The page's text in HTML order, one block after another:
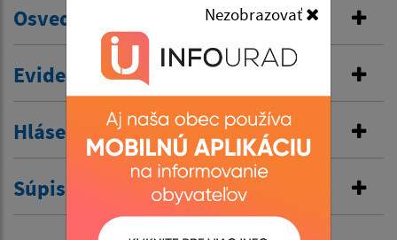
Nezobrazovať
Osvedčovanie podpisov a listín
Evidencia SHR
Hlásenie pobytu
Súpisné čísla